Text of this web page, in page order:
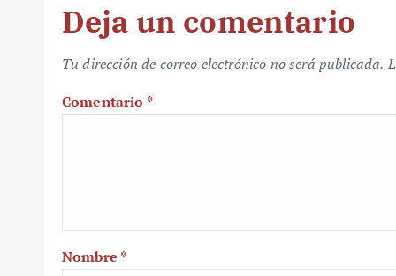
Deja un comentario
Tu dirección de correo electrónico no será publicada.
Comentario *
Nombre *